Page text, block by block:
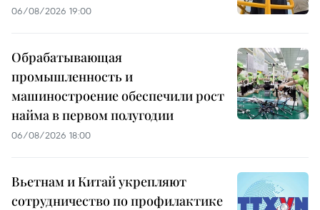
06/08/2026 19:00
Обрабатывающая
промышленность и
машиностроение обеспечили рост
найма в первом полугодии
06/08/2026 18:00
Вьетнам и Китай укрепляют
сотрудничество по профилактике